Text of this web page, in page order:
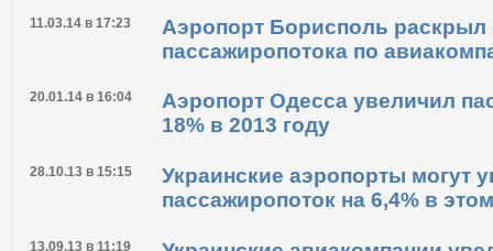
11.03.14 в 17:23
Аэропорт Борисполь раскрыл
пассажиропотока по
20.01.14 в 16:04
Аэропорт Одесса увеличил
18% в 2013 году
28.10.13 в 15:15
Украинские аэропорты могут
пассажиропоток на 6,4% в
13.09.13 в 11:19